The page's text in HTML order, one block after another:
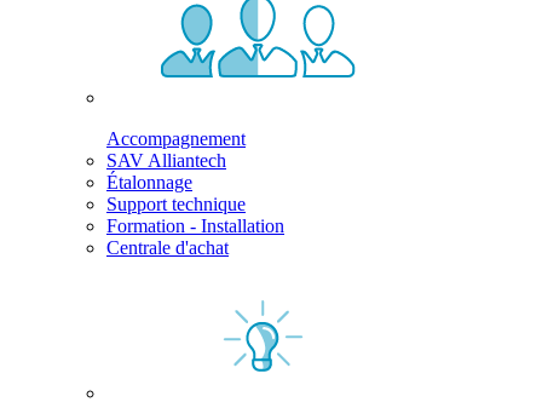
Accompagnement
SAV Alliantech
Étalonnage
Support technique
Formation - Installation
Centrale d'achat